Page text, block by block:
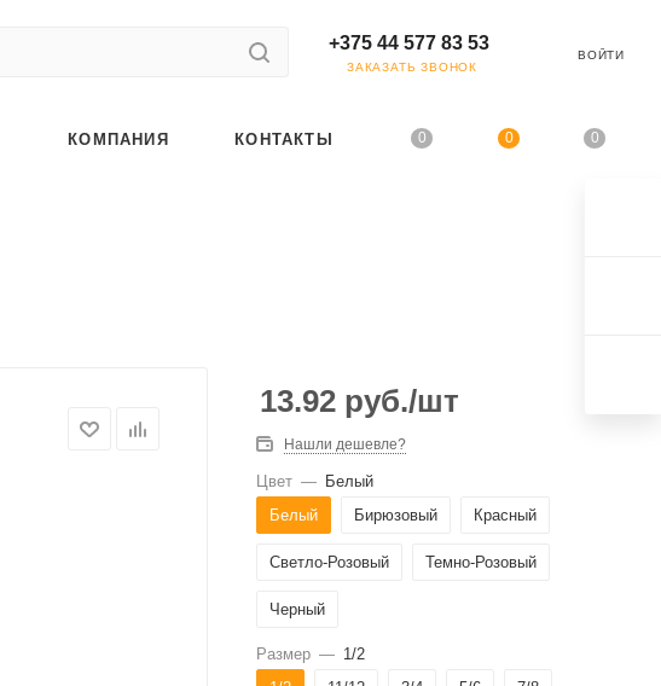
+375 44 577 83 53
ЗАКАЗАТЬ ЗВОНОК
ВОЙТИ
0 0 0
КОМПАНИЯ КОНТАКТЫ
13.92 руб./шт
Нашли дешевле?
Цвет — Белый
Белый
Бирюзовый Красный
Светло-Розовый Темно-Розовый
Черный
Размер — 1/2